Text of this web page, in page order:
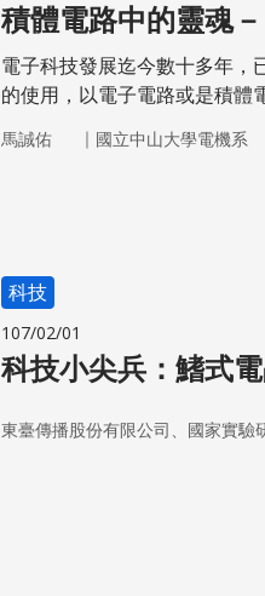
積體電路中的靈魂
電子科技發展迄今數十多年，
的使用，以電子電路或是積體
能，因此電晶體可說是各種高
馬誠佑 ｜ 國立中山大學電機系
科技
107/02/01
科技小尖兵：鰭式
東臺傳播股份有限公司、國家實驗